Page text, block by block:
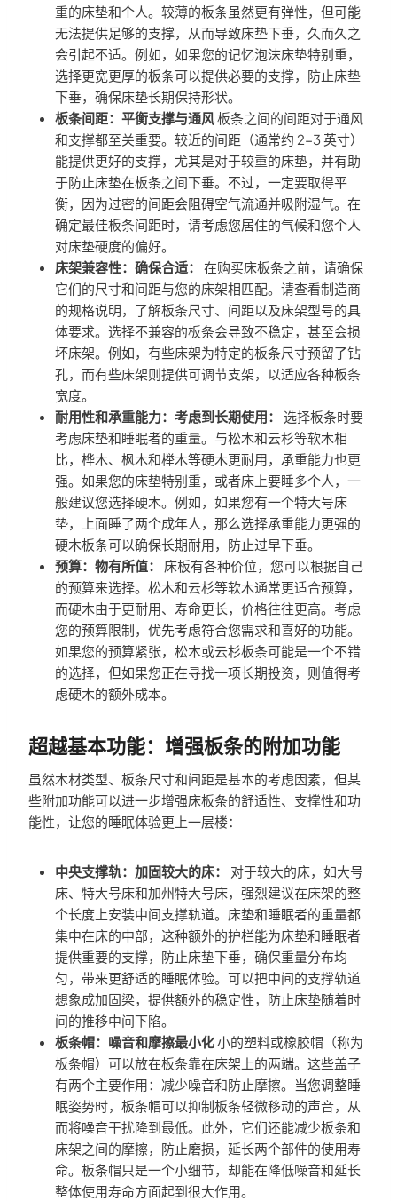
重的床垫和个人。较薄的板条虽然更有弹性，但可能
无法提供足够的支撑，从而导致床垫下垂，久而久之
会引起不适。例如，如果您的记忆泡沫床垫特别重，
选择更宽更厚的板条可以提供必要的支撑，防止床垫
下垂，确保床垫长期保持形状。
板条间距：平衡支撑与通风板条之间的间距对于通风
和支撑都至关重要。较近的间距（通常约 2-3 英寸）
能提供更好的支撑，尤其是对于较重的床垫，并有助
于防止床垫在板条之间下垂。不过，一定要取得平
衡，因为过密的间距会阻碍空气流通并吸附湿气。在
确定最佳板条间距时，请考虑您居住的气候和您个人
对床垫硬度的偏好。
床架兼容性：确保合适：
在购买床板条之前，请确保
它们的尺寸和间距与您的床架相匹配。请查看制造商
的规格说明，了解板条尺寸、间距以及床架型号的具
体要求。选择不兼容的板条会导致不稳定，甚至会损
坏床架。例如，有些床架为特定的板条尺寸预留了钻
孔，而有些床架则提供可调节支架，以适应各种板条
宽度。
耐用性和承重能力：考虑到长期使用：
选择板条时要
考虑床垫和睡眠者的重量。与松木和云杉等软木相
比，桦木、枫木和榉木等硬木更耐用，承重能力也更
强。如果您的床垫特别重，或者床上要睡多个人，一
般建议您选择硬木。例如，如果您有一个特大号床
垫，上面睡了两个成年人，那么选择承重能力更强的
硬木板条可以确保长期耐用，防止过早下垂。
预算：物有所值：
床板有各种价位，您可以根据自己
的预算来选择。松木和云杉等软木通常更适合预算，
而硬木由于更耐用、寿命更长，价格往往更高。考虑
您的预算限制，优先考虑符合您需求和喜好的功能。
如果您的预算紧张，松木或云杉板条可能是一个不错
的选择，但如果您正在寻找一项长期投资，则值得考
虑硬木的额外成本。
超越基本功能：增强板条的附加功能
虽然木材类型、板条尺寸和间距是基本的考虑因素，但某
些附加功能可以进一步增强床板条的舒适性、支撑性和功
能性，让您的睡眠体验更上一层楼：
中央支撑轨：加固较大的床：
对于较大的床，如大号
床、特大号床和加州特大号床，强烈建议在床架的整
个长度上安装中间支撑轨道。床垫和睡眠者的重量都
集中在床的中部，这种额外的护栏能为床垫和睡眠者
提供重要的支撑，防止床垫下垂，确保重量分布均
匀，带来更舒适的睡眠体验。可以把中间的支撑轨道
想象成加固梁，提供额外的稳定性，防止床垫随着时
间的推移中间下陷。
板条帽：噪音和摩擦最小化小的塑料或橡胶帽（称为
板条帽）可以放在板条靠在床架上的两端。这些盖子
有两个主要作用：减少噪音和防止摩擦。当您调整睡
眠姿势时，板条帽可以抑制板条轻微移动的声音，从
而将噪音干扰降到最低。此外，它们还能减少板条和
床架之间的摩擦，防止磨损，延长两个部件的使用寿
命。板条帽只是一个小细节，却能在降低噪音和延长
整体使用寿命方面起到很大作用。